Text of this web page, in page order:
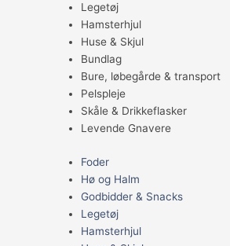
Legetøj
Hamsterhjul
Huse & Skjul
Bundlag
Bure, løbegårde & transport
Pelspleje
Skåle & Drikkeflasker
Levende Gnavere
Foder
Hø og Halm
Godbidder & Snacks
Legetøj
Hamsterhjul